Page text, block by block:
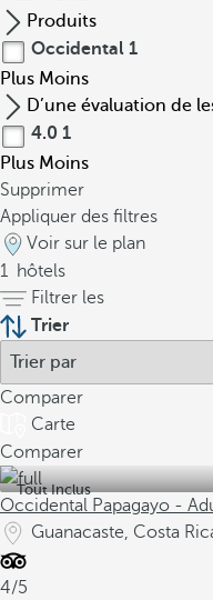
Produits
Occidental 1
Plus Moins
D’une évaluation de
4.0 1
Plus Moins
Supprimer
Appliquer des filtres
Voir sur le plan
1 hôtels
Filtrer les
Trier
Comparer
Carte
Comparer
Tout Inclus
Occidental Papagayo -
Guanacaste, Costa
4/5